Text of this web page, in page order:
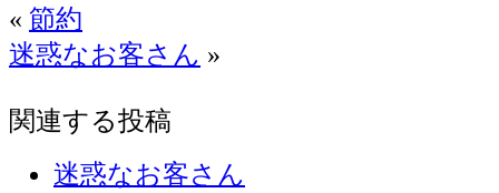
« 節約
迷惑なお客さん »
関連する投稿
迷惑なお客さん